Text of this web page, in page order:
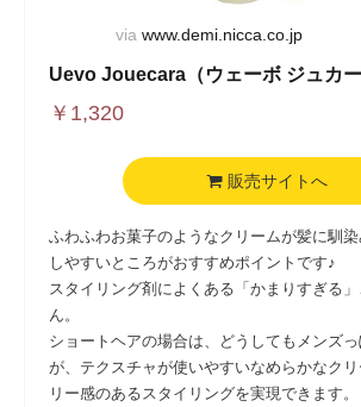
via www.demi.nicca.co.jp
Uevo Jouecara（ウェーボ ジュカー
￥ 1,320
販売サイトへ
ふわふわお菓子のようなクリームが髪に馴
しやすいところがおすすめポイントです♪
スタイリング剤によくある「かまりすぎる
ん。
ショートヘアの場合は、どうしてもメンズ
が、テクスチャが使いやすいなめらかなク
リー感のあるスタイリングを実現できます。